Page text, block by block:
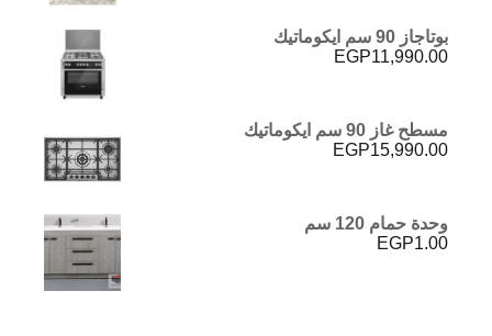
بوتاجاز 90 سم ايكوماتيك
EGP11,990.00
مسطح غاز 90 سم ايكوماتيك
EGP15,990.00
وحدة حمام 120 سم
EGP1.00